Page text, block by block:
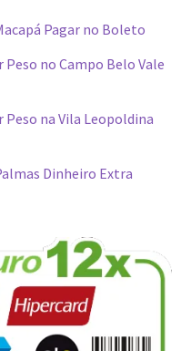
Pagar no Boleto
Peso no Campo Belo Vale
Peso na Vila Leopoldina
Dinheiro Extra